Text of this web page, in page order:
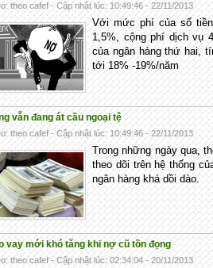
theo cafef - Cập nhật lúc: 10:49:46 - 22/11/2013
Với mức phí của số
1,5%, cộng phí dịch vụ
của ngân hàng thứ hai,
tới 18% -19%/năm
vẫn đang át cầu ngoại tệ
theo cafef - Cập nhật lúc: 10:49:46 - 22/11/2013
Trong những ngày qua,
theo dõi trên hệ thống
ngân hàng khá dồi dào.
vay mới khó tăng khi nợ cũ tồn đọng
theo cafef - Cập nhật lúc: 02:34:04 - 20/11/2013